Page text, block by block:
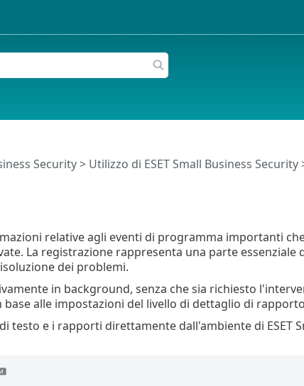
Security> Utilizzo di ESET Small Business Security
relative agli eventi di programma importanti
La registrazione rappresenta una parte essenziale
dei problemi.
in background, senza che sia richiesto
alle impostazioni del livello di dettaglio di
testo e i rapporti direttamente dall'ambiente di ESET